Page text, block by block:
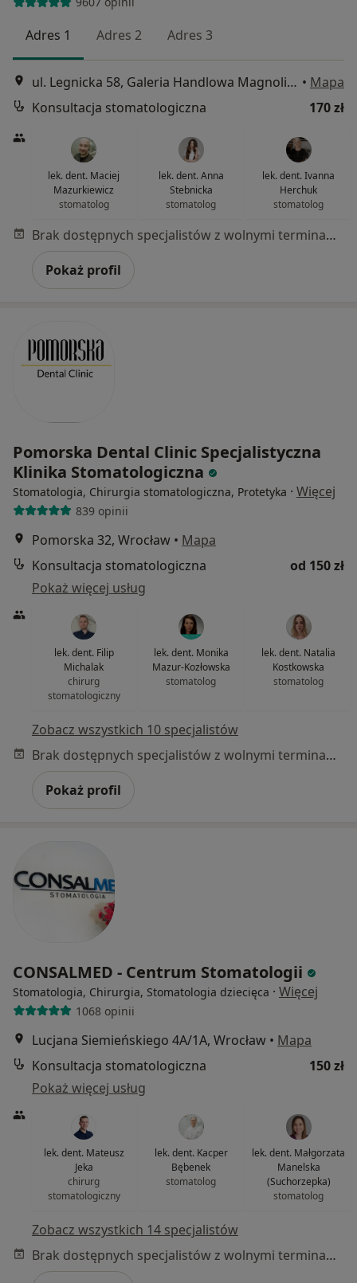
Adres 1 Adres 2 Adres 3
ul. Legnicka 58, Galeria Handlowa Magnolia Park, Wrocław • Mapa
Konsultacja stomatologiczna
170 zł
lek. dent. Maciej
Mazurkiewicz
stomatolog
lek. dent. Anna
Stebnicka
stomatolog
lek. dent. Ivanna
Herchuk
stomatolog
Brak dostępnych specjalistów z wolnymi terminami w tym centrum medycznym.
Pokaż profil
Pomorska Dental Clinic Specjalistyczna
Klinika Stomatologiczna
Stomatologia, Chirurgia stomatologiczna, Protetyka · Więcej
839 opinii
Pomorska 32, Wrocław • Mapa
Konsultacja stomatologiczna
od 150 zł
Pokaż więcej usług
lek. dent. Filip
Michalak
chirurg
stomatologiczny
lek. dent. Monika
Mazur-Kozłowska
stomatolog
lek. dent. Natalia
Kostkowska
stomatolog
Zobacz wszystkich 10 specjalistów
Brak dostępnych specjalistów z wolnymi terminami w tym centrum medycznym.
Pokaż profil
CONSALMED - Centrum Stomatologii
Stomatologia, Chirurgia, Stomatologia dziecięca · Więcej
1068 opinii
Lucjana Siemieńskiego 4A/1A, Wrocław • Mapa
Konsultacja stomatologiczna
150 zł
Pokaż więcej usług
lek. dent. Mateusz
Jeka
chirurg
stomatologiczny
lek. dent. Kacper
Bębenek
stomatolog
lek. dent. Małgorzata
Manelska
(Suchorzepka)
stomatolog
Zobacz wszystkich 14 specjalistów
Brak dostępnych specjalistów z wolnymi terminami w tym centrum medycznym.